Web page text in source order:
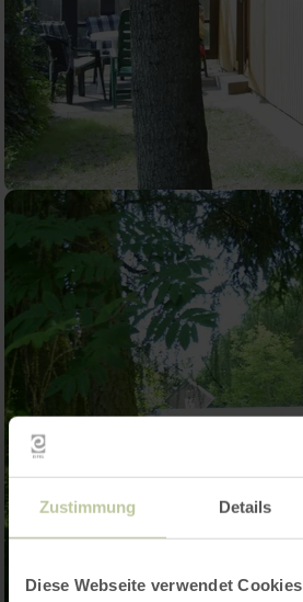
Zustimmung Details
Diese Webseite verwendet Cookies